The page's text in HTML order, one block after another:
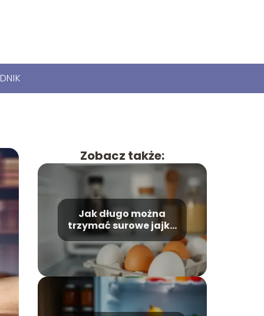
Zobacz także:
Jak długo można
trzymać surowe jajka
w lodówce?